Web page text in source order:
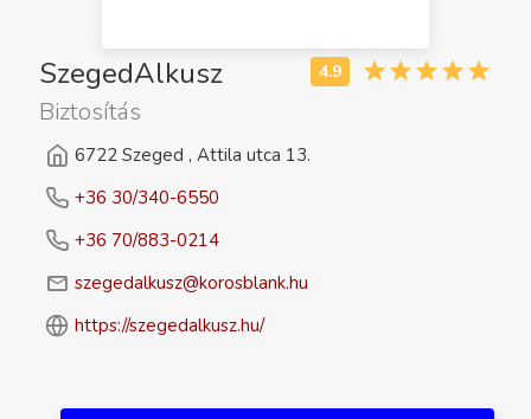
SzegedAlkusz
Biztosítás
6722 Szeged , Attila utca 13.
+36 30/340-6550
+36 70/883-0214
szegedalkusz@korosblank.hu
https://szegedalkusz.hu/